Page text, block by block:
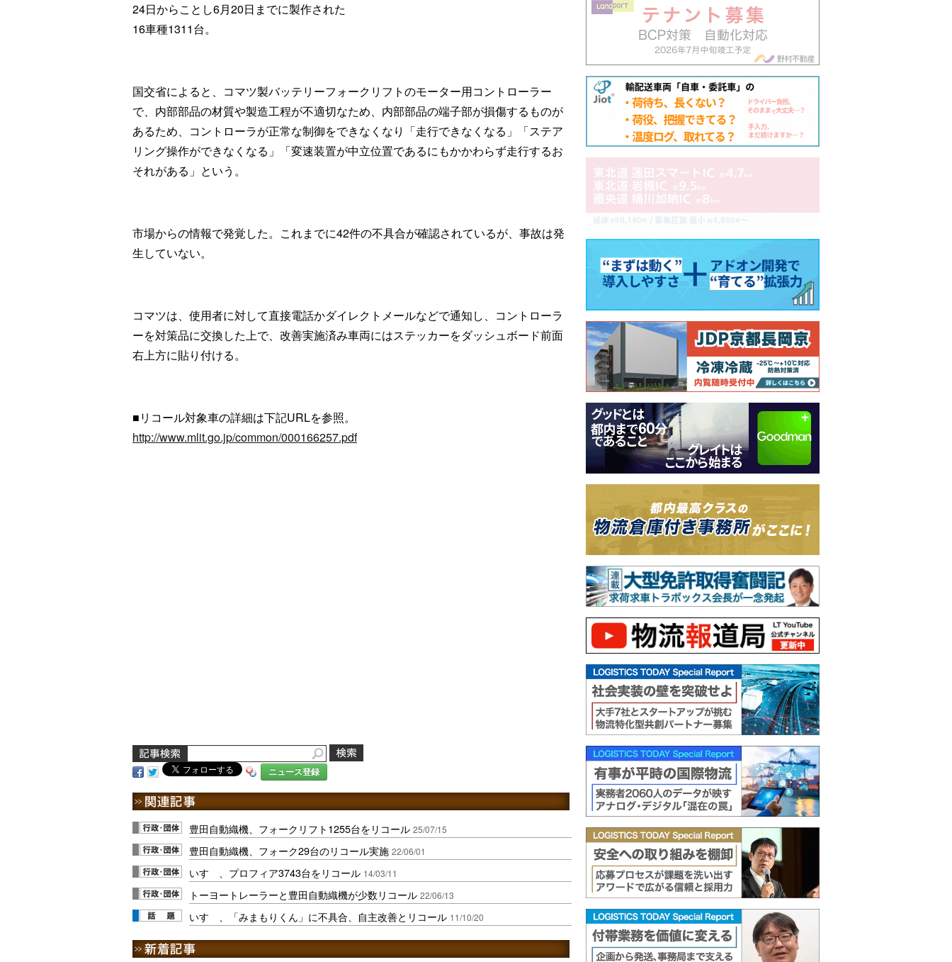
24日からことし6月20日までに製作された
16車種1311台。
国交省によると、コマツ製バッテリーフォークリフトのモーター用コントローラー
で、内部部品の材質や製造工程が不適切なため、内部部品の端子部が損傷するものが
あるため、コントローラが正常な制御をできなくなり「走行できなくなる」「ステア
リング操作ができなくなる」「変速装置が中立位置であるにもかかわらず走行するお
それがある」という。
市場からの情報で発覚した。これまでに42件の不具合が確認されているが、事故は発
生していない。
コマツは、使用者に対して直接電話かダイレクトメールなどで通知し、コントローラ
ーを対策品に交換した上で、改善実施済み車両にはステッカーをダッシュボード前面
右上方に貼り付ける。
■リコール対象車の詳細は下記URLを参照。
http://www.mlit.go.jp/common/000166257.pdf
ニュース登録
豊田自動織機、フォークリフト1255台をリコール 25/07/15
豊田自動織機、フォーク29台のリコール実施 22/06/01
いすゞ、プロフィア3743台をリコール 14/03/11
トーヨートレーラーと豊田自動織機が少数リコール 22/06/13
いすゞ、「みまもりくん」に不具合、自主改善とリコール 11/10/20